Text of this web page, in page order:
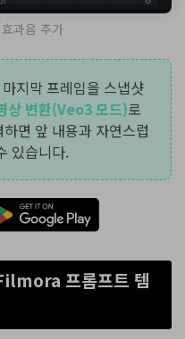
과음 추가
지막 프레임을 스냅샷
상 변환(Veo3 모드)로
면 앞 내용과 자연스럽
있습니다.
프롬프트 템